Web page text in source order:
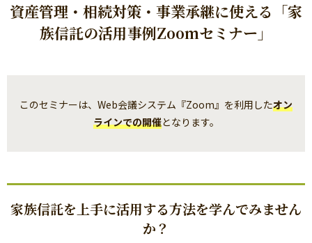
資産管理・相続対策・事業承継に使える「家
族信託の活用事例Zoomセミナー」
このセミナーは、Web会議システム『Zoom』を利用したオン
ラインでの開催となります。
家族信託を上手に活用する方法を学んでみません
か？